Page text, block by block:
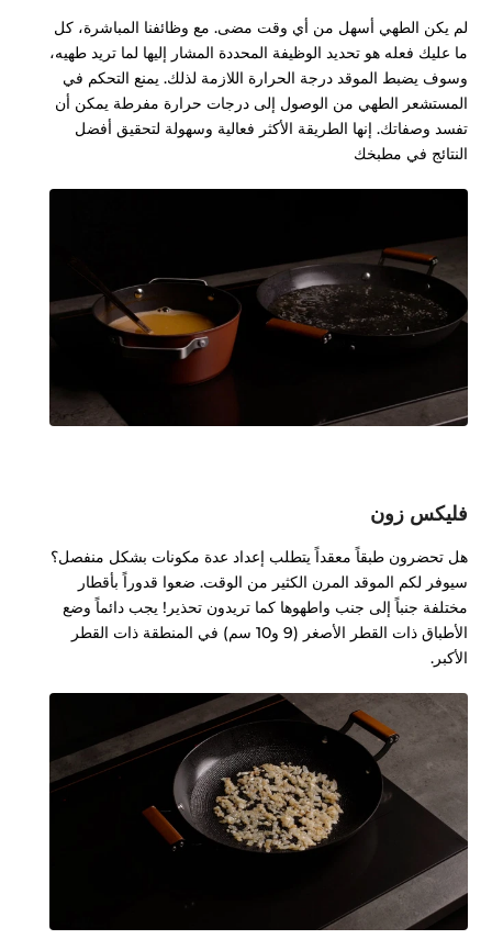
لم يكن الطهي أسهل من أي وقت مضى. مع وظائفنا المباشرة، كل
ما عليك فعله هو تحديد الوظيفة المحددة المشار إليها لما تريد طهيه،
وسوف يضبط الموقد درجة الحرارة اللازمة لذلك. يمنع التحكم في
المستشعر الطهي من الوصول إلى درجات حرارة مفرطة يمكن أن
تفسد وصفاتك. إنها الطريقة الأكثر فعالية وسهولة لتحقيق أفضل
النتائج في مطبخك
فليكس زون
هل تحضرون طبقاً معقداً يتطلب إعداد عدة مكونات بشكل منفصل؟
سيوفر لكم الموقد المرن الكثير من الوقت. ضعوا قدوراً بأقطار
مختلفة جنباً إلى جنب واطهوها كما تريدون تحذير! يجب دائماً وضع
الأطباق ذات القطر الأصغر (9 و10 سم) في المنطقة ذات القطر
الأكبر.